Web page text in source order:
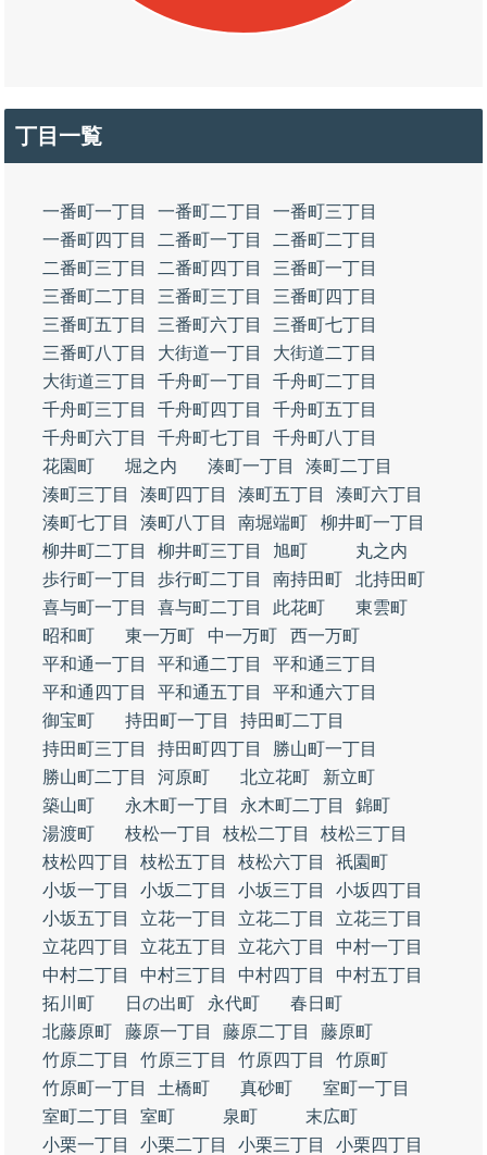
丁目一覧
一番町一丁目 一番町二丁目
一番町三丁目
一番町四丁目
二番町一丁目
二番町二丁目
二番町三丁目
二番町四丁目
三番町一丁目
三番町二丁目
三番町三丁目
三番町四丁目
三番町五丁目
三番町六丁目
三番町七丁目
三番町八丁目
大街道一丁目
大街道二丁目
大街道三丁目
千舟町一丁目
千舟町二丁目
千舟町三丁目
千舟町四丁目
千舟町五丁目
千舟町六丁目
千舟町七丁目
千舟町八丁目
花園町
堀之内 湊町一丁目
湊町二丁目
湊町三丁目
湊町四丁目 湊町五丁目
湊町六丁目
湊町七丁目
湊町八丁目 南堀端町
柳井町一丁目
柳井町二丁目
柳井町三丁目 旭町
丸之内
歩行町一丁目
歩行町二丁目 南持田町
北持田町
喜与町一丁目
喜与町二丁目 此花町
東雲町
昭和町
東一万町 中一万町
西一万町
平和通一丁目
平和通二丁目
平和通三丁目
平和通四丁目
平和通五丁目
平和通六丁目
御宝町
持田町一丁目
持田町二丁目
持田町三丁目
持田町四丁目
勝山町一丁目
勝山町二丁目
河原町 北立花町
新立町
築山町
永木町一丁目 永木町二丁目
錦町
湯渡町
枝松一丁目 枝松二丁目
枝松三丁目
枝松四丁目
枝松五丁目 枝松六丁目
祇園町
小坂一丁目
小坂二丁目 小坂三丁目
小坂四丁目
小坂五丁目
立花一丁目 立花二丁目
立花三丁目
立花四丁目
立花五丁目 立花六丁目
中村一丁目
中村二丁目
中村三丁目 中村四丁目
中村五丁目
拓川町
日の出町 永代町
春日町
北藤原町
藤原一丁目 藤原二丁目
藤原町
竹原二丁目
竹原三丁目 竹原四丁目
竹原町
竹原町一丁目
土橋町 真砂町
室町一丁目
室町二丁目
室町 泉町
末広町
小栗一丁目
小栗二丁目 小栗三丁目
小栗四丁目